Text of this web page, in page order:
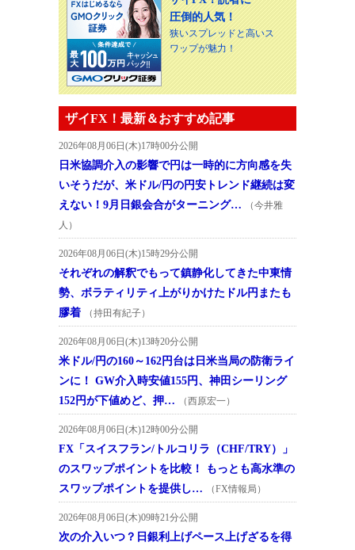
圧倒的人気！
狭いスプレッドと高いス
ワップが魅力！
ザイFX！最新＆おすすめ記事
2026年08月06日(木)17時00分公開
日米協調介入の影響で円は一時的に方向感を失
いそうだが、米ドル/円の円安トレンド継続は変
えない！9月日銀会合がターニング…
（今井雅
人）
2026年08月06日(木)15時29分公開
それぞれの解釈でもって鎮静化してきた中東情
勢、ボラティリティ上がりかけたドル円またも
膠着
（持田有紀子）
2026年08月06日(木)13時20分公開
米ドル/円の160～162円台は日米当局の防衛ライ
ンに！ GW介入時安値155円、神田シーリング
152円が下値めど、押…
（西原宏一）
2026年08月06日(木)12時00分公開
FX「スイスフラン/トルコリラ（CHF/TRY）」
のスワップポイントを比較！ もっとも高水準の
スワップポイントを提供し…
（FX情報局）
2026年08月06日(木)09時21分公開
次の介入いつ？日銀利上げペース上げざるを得